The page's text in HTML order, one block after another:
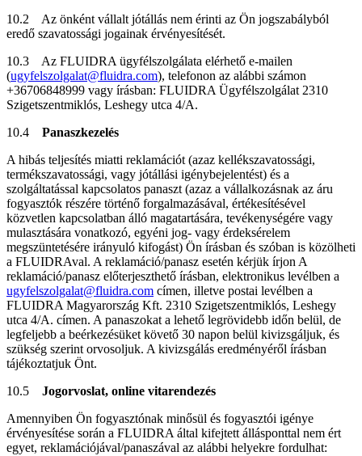
10.2 Az önként vállalt jótállás nem érinti az Ön jogszabályból
eredő szavatossági jogainak érvényesítését.
10.3 Az FLUIDRA ügyfélszolgálata elérhető e-mailen
(ugyfelszolgalat@fluidra.com), telefonon az alábbi számon
+36706848999 vagy írásban: FLUIDRA Ügyfélszolgálat 2310
Szigetszentmiklós, Leshegy utca 4/A.
10.4 Panaszkezelés
A hibás teljesítés miatti reklamációt (azaz kellékszavatossági,
termékszavatossági, vagy jótállási igénybejelentést) és a
szolgáltatással kapcsolatos panaszt (azaz a vállalkozásnak az áru
fogyasztók részére történő forgalmazásával, értékesítésével
közvetlen kapcsolatban álló magatartására, tevékenységére vagy
mulasztására vonatkozó, egyéni jog- vagy érdeksérelem
megszüntetésére irányuló kifogást) Ön írásban és szóban is közölheti
a FLUIDRAval. A reklamáció/panasz esetén kérjük írjon A
reklamáció/panasz előterjeszthető írásban, elektronikus levélben a
ugyfelszolgalat@fluidra.com címen, illetve postai levélben a
FLUIDRA Magyarország Kft. 2310 Szigetszentmiklós, Leshegy
utca 4/A. címen. A panaszokat a lehető legrövidebb időn belül, de
legfeljebb a beérkezésüket követő 30 napon belül kivizsgáljuk, és
szükség szerint orvosoljuk. A kivizsgálás eredményéről írásban
tájékoztatjuk Önt.
10.5 Jogorvoslat, online vitarendezés
Amennyiben Ön fogyasztónak minősül és fogyasztói igénye
érvényesítése során a FLUIDRA által kifejtett állásponttal nem ért
egyet, reklamációjával/panaszával az alábbi helyekre fordulhat: